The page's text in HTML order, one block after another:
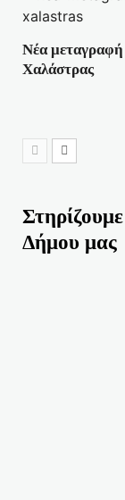
Νέα μεταγραφή
Χαλάστρας
Δήμου μας